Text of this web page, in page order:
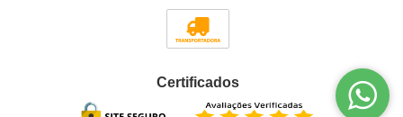
Certificados